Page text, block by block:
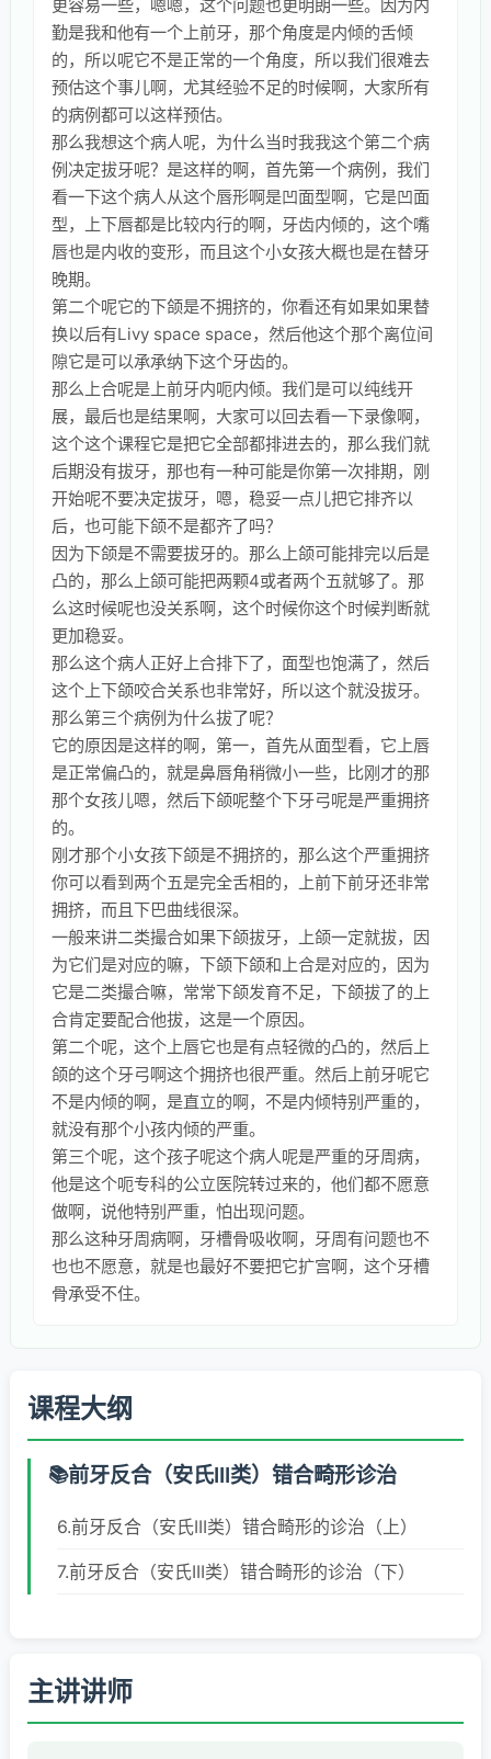
更容易一些，嗯嗯，这个问题也更明朗一些。因为内
勤是我和他有一个上前牙，那个角度是内倾的舌倾
的，所以呢它不是正常的一个角度，所以我们很难去
预估这个事儿啊，尤其经验不足的时候啊，大家所有
的病例都可以这样预估。
那么我想这个病人呢，为什么当时我我这个第二个病
例决定拔牙呢？是这样的啊，首先第一个病例，我们
看一下这个病人从这个唇形啊是凹面型啊，它是凹面
型，上下唇都是比较内行的啊，牙齿内倾的，这个嘴
唇也是内收的变形，而且这个小女孩大概也是在替牙
晚期。
第二个呢它的下颌是不拥挤的，你看还有如果如果替
换以后有Livy space space，然后他这个那个离位间
隙它是可以承承纳下这个牙齿的。
那么上合呢是上前牙内呃内倾。我们是可以纯线开
展，最后也是结果啊，大家可以回去看一下录像啊，
这个这个课程它是把它全部都排进去的，那么我们就
后期没有拔牙，那也有一种可能是你第一次排期，刚
开始呢不要决定拔牙，嗯，稳妥一点儿把它排齐以
后，也可能下颌不是都齐了吗？
因为下颌是不需要拔牙的。那么上颌可能排完以后是
凸的，那么上颌可能把两颗4或者两个五就够了。那
么这时候呢也没关系啊，这个时候你这个时候判断就
更加稳妥。
那么这个病人正好上合排下了，面型也饱满了，然后
这个上下颌咬合关系也非常好，所以这个就没拔牙。
那么第三个病例为什么拔了呢？
它的原因是这样的啊，第一，首先从面型看，它上唇
是正常偏凸的，就是鼻唇角稍微小一些，比刚才的那
那个女孩儿嗯，然后下颌呢整个下牙弓呢是严重拥挤
的。
刚才那个小女孩下颌是不拥挤的，那么这个严重拥挤
你可以看到两个五是完全舌相的，上前下前牙还非常
拥挤，而且下巴曲线很深。
一般来讲二类撮合如果下颌拔牙，上颌一定就拔，因
为它们是对应的嘛，下颌下颌和上合是对应的，因为
它是二类撮合嘛，常常下颌发育不足，下颌拔了的上
合肯定要配合他拔，这是一个原因。
第二个呢，这个上唇它也是有点轻微的凸的，然后上
颌的这个牙弓啊这个拥挤也很严重。然后上前牙呢它
不是内倾的啊，是直立的啊，不是内倾特别严重的，
就没有那个小孩内倾的严重。
第三个呢，这个孩子呢这个病人呢是严重的牙周病，
他是这个呃专科的公立医院转过来的，他们都不愿意
做啊，说他特别严重，怕出现问题。
那么这种牙周病啊，牙槽骨吸收啊，牙周有问题也不
也也不愿意，就是也最好不要把它扩宫啊，这个牙槽
骨承受不住。
课程大纲
前牙反合（安氏III类）错合畸形诊治
6.前牙反合（安氏III类）错合畸形的诊治（上）
7.前牙反合（安氏III类）错合畸形的诊治（下）
主讲讲师